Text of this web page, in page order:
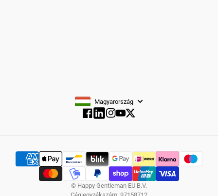
Magyarország
© Happy Gentleman EU B.V.